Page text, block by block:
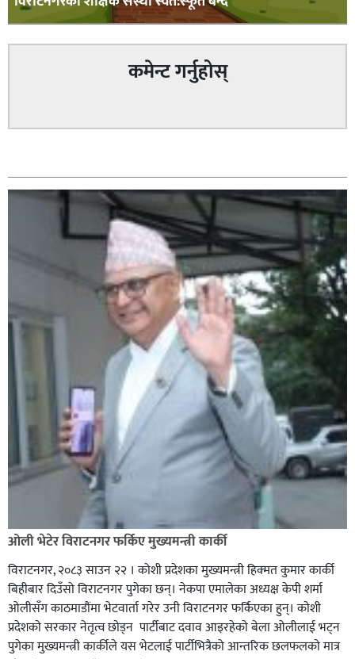
कमेन्ट गर्नुहोस्
ओली भेटेर विराटनगर फर्किए मुख्यमन्त्री कार्की
विराटनगर, २०८३ साउन २२ । कोशी प्रदेशका मुख्यमन्त्री हिक्मत कुमार कार्की
बिहीबार दिउँसो विराटनगर पुगेका छन्। नेकपा एमालेका अध्यक्ष केपी शर्मा
ओलीसँग काठमाडौंमा भेटवार्ता गरेर उनी विराटनगर फर्किएका हुन्। काेशी
प्रदेशकाे सरकार नेतृत्व छाेड्न पार्टीबाट दवाव आइरहेकाे बेला ओलीलाई भट्न
पुगेका मुख्यमन्त्री कार्कीले यस भेटलाई पार्टीभित्रैको आन्तरिक छलफलकाे मात्र